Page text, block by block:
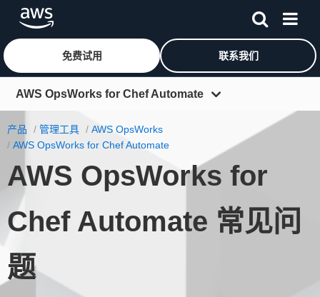
跳至主要内容
免费试用 联系我们
AWS OpsWorks for Chef Automate
概览
功能
定价
产品 管理工具
AWS OpsWorks
AWS OpsWorks for Chef Automate
AWS OpsWorks for
Chef Automate 常见问
题